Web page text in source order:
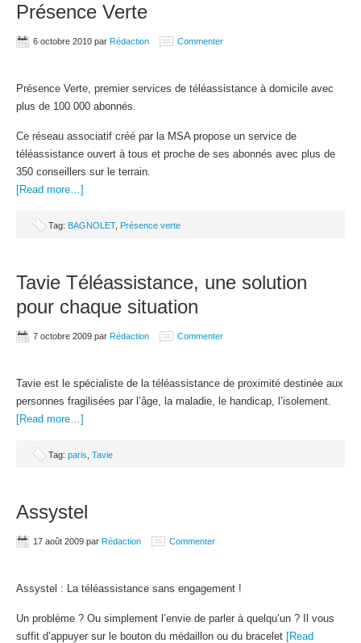
Présence Verte
6 octobre 2010 par Rédaction Commenter
Présence Verte, premier services de téléassistance à domicile avec
plus de 100 000 abonnés.
Ce réseau associatif créé par la MSA propose un service de
téléassistance ouvert à tous et proche de ses abonnés avec plus de
350 conseillers sur le terrain.
[Read more…]
Tag: BAGNOLET, Présence verte
Tavie Téléassistance, une solution
pour chaque situation
7 octobre 2009 par Rédaction Commenter
Tavie est le spécialiste de la téléassistance de proximité destinée aux
personnes fragilisées par l’âge, la maladie, le handicap, l’isolement.
[Read more…]
Tag: paris Tavie
Assystel
17 août 2009 par Rédaction Commenter
Assystel : La téléassistance sans engagement !
Un problème ? Ou simplement l’envie de parler à quelqu’un ? Il vous
suffit d’appuyer sur le bouton du médaillon ou du bracelet [Read